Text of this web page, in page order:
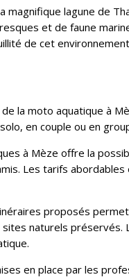
magnifique lagune de
et de faune
de cet
de la moto aquatique à
en couple ou en
à Mèze offre la
Les tarifs
proposés
naturels
en place par les